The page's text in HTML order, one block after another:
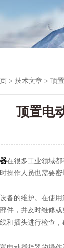
> 技术文章 > 顶
顶置电
在很多工业领域
操作人员也需要密
的维护。在使用
件，并及时维修
和插头进行检查